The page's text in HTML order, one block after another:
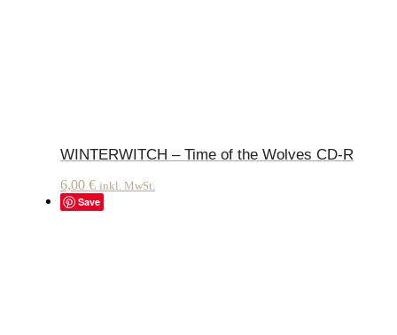
WINTERWITCH – Time of the Wolves CD-R
6,00 € inkl. MwSt.
Save